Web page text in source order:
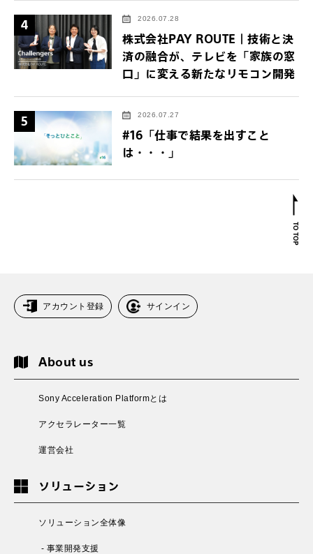
4 2026.07.28
株式会社PAY ROUTE｜技術と決
済の融合が、テレビを「家族の窓
口」に変える新たなリモコン開発
5 2026.07.27
#16「仕事で結果を出すこと
は・・・」
アカウント登録 サインイン
About us
Sony Acceleration Platformとは
アクセラレーター一覧
運営会社
ソリューション
ソリューション全体像
- 事業開発支援